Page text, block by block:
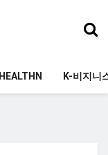
HEALTHN K-비지니